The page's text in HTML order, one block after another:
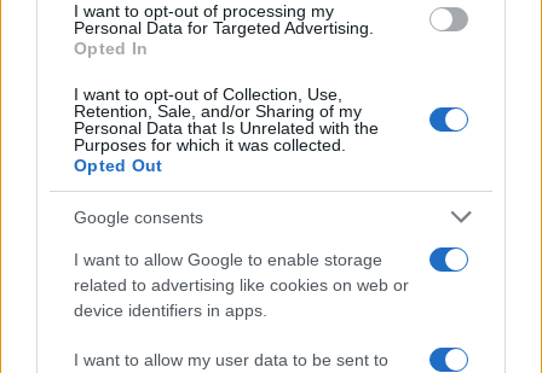
I want to opt-out of processing my
Personal Data for Targeted Advertising.
Opted In
I want to opt-out of Collection, Use,
Retention, Sale, and/or Sharing of my
Personal Data that Is Unrelated with the
Purposes for which it was collected.
Opted Out
Google consents
I want to allow Google to enable storage
related to advertising like cookies on web or
device identifiers in apps.
I want to allow my user data to be sent to
BCE e non i governi? Perché questi “
banchieri
centrali” possono creare 500 miliardi per un
periodo, ma non lo facevano prima e adesso
smettono?
Ora che BCE e Bankitalia hanno smesso di
comprare titoli di stato “stampando moneta”, ci
sarà la solita stretta, il deficit viene ridotto e
quindi, inevitabilmente, più tasse e meno spese e
andremo in recessione. Si parla tanto dei tassi di